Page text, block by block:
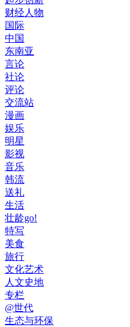
财经人物
国际
中国
东南亚
言论
社论
评论
交流站
漫画
娱乐
明星
影视
音乐
韩流
送礼
生活
壮龄go!
特写
美食
旅行
文化艺术
人文史地
专栏
@世代
生态与环保